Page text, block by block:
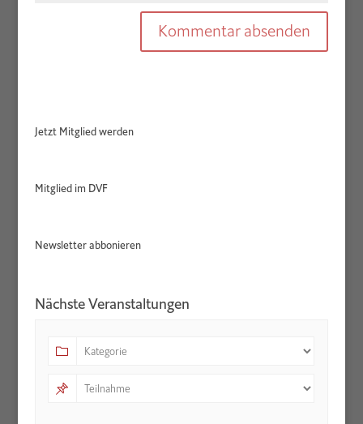
Jetzt Mitglied werden
Mitglied im DVF
Newsletter abbonieren
Nächste Veranstaltungen